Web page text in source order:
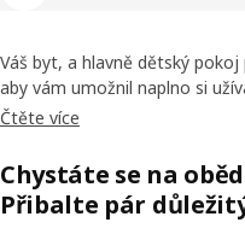
Váš byt, a hlavně dětský
aby vám umožnil naplno si
Proto také testujeme všechny
standardy na světě. Můžete
klidné noci vám zaručit
Čtěte více
Chystáte se na
Přibalte pár